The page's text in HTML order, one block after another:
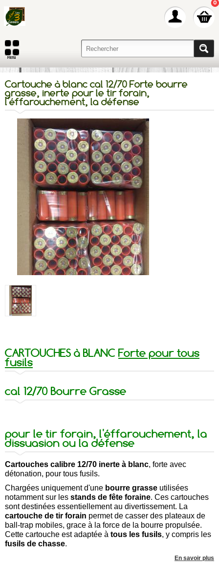
0
Cartouche à blanc cal 12/70 Forte bourre
grasse, inerte pour le tir forain,
l'éffarouchement, la défense
CARTOUCHES à BLANC Forte pour tous
fusils
cal 12/70 Bourre Grasse
pour le tir forain, l'éffarouchement, la
dissuasion ou la défense
Cartouches calibre 12/70 inerte à blanc, forte avec
détonation, pour tous fusils.
Chargées uniquement d'une bourre grasse utilisées
notammentsur les stands de fête foraine. Ces cartouches
sont destinées essentiellement au divertissement. La
cartouche de tir forain permet de casser des plateaux de
ball-trap mobiles, grace à la force de la bourre propulsée.
Cette cartouche est adaptée à tous les fusils, y compris les
fusils de chasse.
En savoir plus